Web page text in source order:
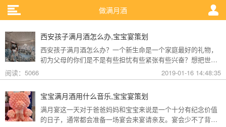
做满月酒
西安孩子满月酒怎么办,宝宝宴策划
西安孩子满月酒怎么办？一个新生命是一个家庭最好的礼物，
初为父母的你们是不是有些担忧有些紧张有些兴奋？想把世间
最好的都给宝宝，想把你们的喜悦分享给所有人，宝宝的满月
酒就成为了萦绕在每对父母心尖的意义重大的日子。
阅读：5066 2019-01-16 14:48:35
宝宝满月酒用什么音乐,宝宝宴策划
满月宴这一天对于爸爸妈妈和宝宝来说是一个十分有纪念价值
的日子，通常都会准备一场宴会来宴请亲友。宴会少不了背景